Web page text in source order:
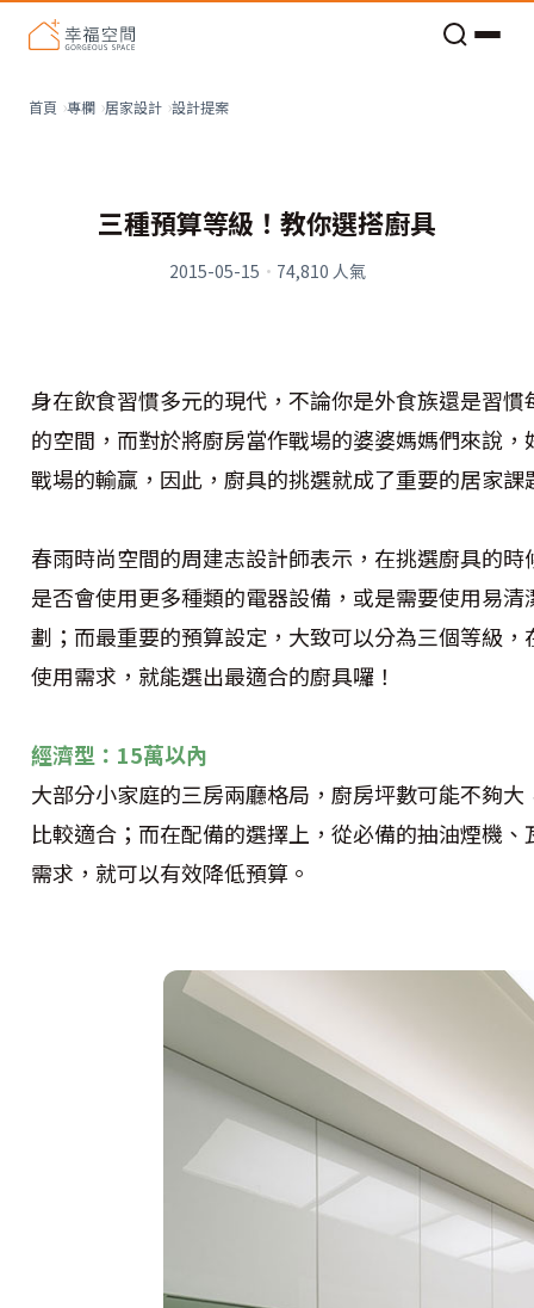
首頁 專欄 居家設計 設計提案
三種預算等級！教你選搭廚具
2015-05-15 · 74,810 人氣
身在飲食習慣多元的現代，不論你是外食族還是習
的空間，而對於將廚房當作戰場的婆婆媽媽們來說
戰場的輸贏，因此，廚具的挑選就成了重要的居家課
春雨時尚空間的周建志設計師表示，在挑選廚具的
是否會使用更多種類的電器設備，或是需要使用易
劃；而最重要的預算設定，大致可以分為三個等級
使用需求，就能選出最適合的廚具囉！
經濟型：15萬以內
大部分小家庭的三房兩廳格局，廚房坪數可能不夠
比較適合；而在配備的選擇上，從必備的抽油煙機
需求，就可以有效降低預算。